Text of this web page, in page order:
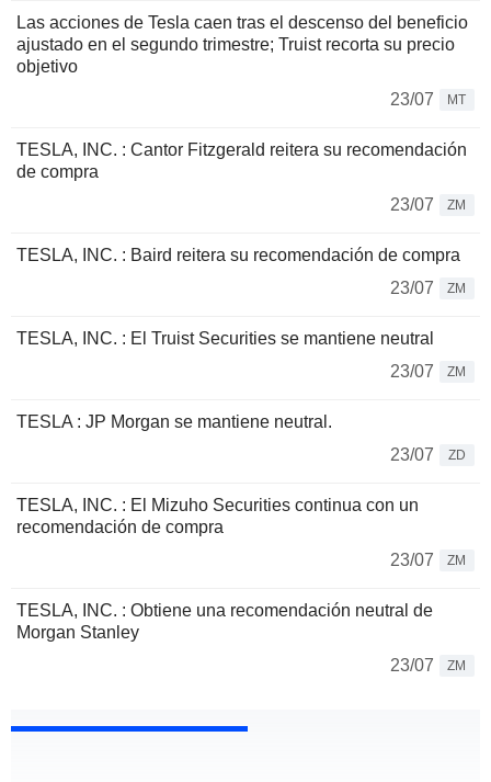
Las acciones de Tesla caen tras el descenso del beneficio
ajustado en el segundo trimestre; Truist recorta su precio
objetivo
23/07
MT
TESLA, INC. : Cantor Fitzgerald reitera su recomendación
de compra
23/07
ZM
TESLA, INC. : Baird reitera su recomendación de compra
23/07
ZM
TESLA, INC. : El Truist Securities se mantiene neutral
23/07
ZM
TESLA : JP Morgan se mantiene neutral.
23/07
ZD
TESLA, INC. : El Mizuho Securities continua con un
recomendación de compra
23/07
ZM
TESLA, INC. : Obtiene una recomendación neutral de
Morgan Stanley
23/07
ZM